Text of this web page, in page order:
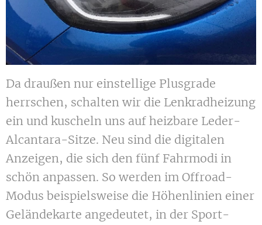
Da draußen nur einstellige Plusgrade
herrschen, schalten wir die Lenkradheizung
ein und kuscheln uns auf heizbare Leder-
Alcantara-Sitze. Neu sind die digitalen
Anzeigen, die sich den fünf Fahrmodi in
schön anpassen. So werden im Offroad-
Modus beispielsweise die Höhenlinien einer
Geländekarte angedeutet, in der Sport-